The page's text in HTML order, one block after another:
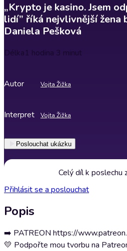
„Krypto je kasino. Jsem
lidí” říká nejvlivnější žena
Daniela Pešková
Délka1 hodina 3 minut
Autor Vojta Žižka
Interpret Vojta Žižka
Poslouchat ukázku
Celý díl k poslechu
Přihlásit se a poslouchat
Popis
➡️ PATREON https://
💛 Podpořte mou tvorbu na